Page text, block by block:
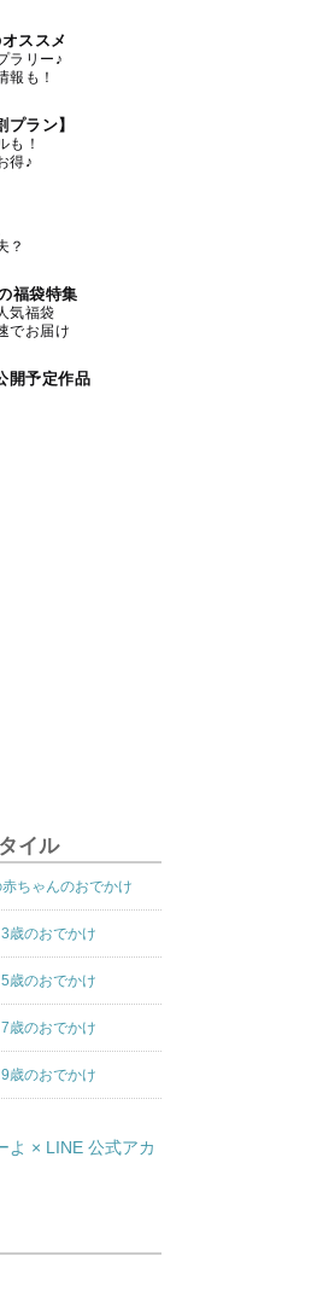
ススメ
ラリー♪
報も！
ラン】
も！
得♪
？
福袋特集
気福袋
でお届け
開予定作品
イル
ちゃんのおでかけ
3歳のおでかけ
5歳のおでかけ
7歳のおでかけ
9歳のおでかけ